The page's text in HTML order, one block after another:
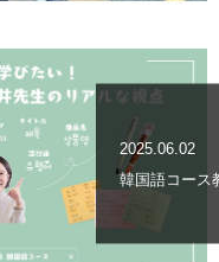
2025.06.02
韓国語コース